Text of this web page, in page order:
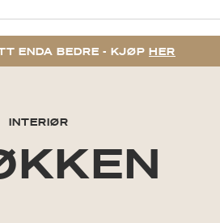
ENDA BEDRE - KJØP HER
INTERIØR